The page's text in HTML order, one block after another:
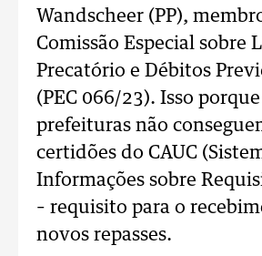
Wandscheer (PP),
Comissão Especial sobre
Precatório e Débitos
(PEC 066/23). Isso porque
prefeituras não
certidões do CAUC
Informações sobre
– requisito para o
novos repasses.